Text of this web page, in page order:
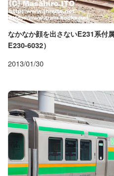
なかなか顔を出さないE231系付
E230-6032）
2013/01/30